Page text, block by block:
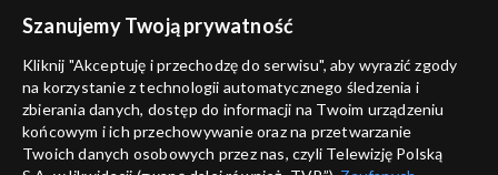
Spór o historię
Wyjście armii gen. Andersa
Spór o historię
Związku Sowieckiego walka z
Kościołem
Szanujemy Twoją prywatność
Kliknij "Akceptuję i przechodzę do serwisu", aby wyrazić zgody
na korzystanie z technologii automatycznego śledzenia i
zbierania danych, dostęp do informacji na Twoim urządzeniu
końcowym i ich przechowywanie oraz na przetwarzanie
Twoich danych osobowych przez nas, czyli Telewizję Polską